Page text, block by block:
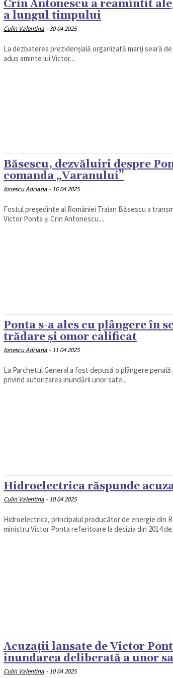
Crin Antonescu a reamintit
a lungul timpului
Culin Valentina - 30 04 2025
La dezbaterea prezidențială organizată marți seară
adus aminte lui Victor...
Băsescu, dezvăluiri despre
comanda „Varanului”
Ionescu Adriana - 16 04 2025
Fostul președinte al României Traian Băsescu a
Victor Ponta și Crin Antonescu....
Ponta s-a ales cu plângere în
trădare şi omor calificat
Ionescu Adriana - 11 04 2025
La Parchetul General a fost depusă o plângere
privind autorizarea inundării unor sate...
Hidroelectrica răspunde
Culin Valentina - 10 04 2025
Hidroelectrica, principalul producător de energie din
ministru Victor Ponta referitoare la decizia din 2014
Acuzații lansate de Victor
inundarea deliberată a unor
Culin Valentina - 10 04 2025